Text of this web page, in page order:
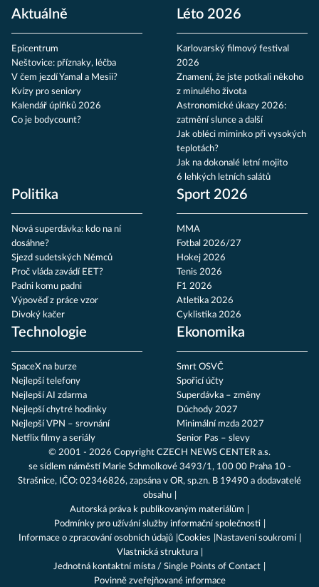
Aktuálně
Epicentrum
Neštovice: příznaky, léčba
V čem jezdí Yamal a Mesii?
Kvízy pro seniory
Kalendář úplňků 2026
Co je bodycount?
Léto 2026
Karlovarský filmový festival
2026
Znamení, že jste potkali někoho
z minulého života
Astronomické úkazy 2026:
zatmění slunce a další
Jak obléci miminko při vysokých
teplotách?
Jak na dokonalé letní mojito
6 lehkých letních salátů
Politika
Nová superdávka: kdo na ní
dosáhne?
Sjezd sudetských Němců
Proč vláda zavádí EET?
Padni komu padni
Výpověď z práce vzor
Divoký kačer
Sport 2026
MMA
Fotbal 2026/27
Hokej 2026
Tenis 2026
F1 2026
Atletika 2026
Cyklistika 2026
Technologie
SpaceX na burze
Nejlepší telefony
Nejlepší AI zdarma
Nejlepší chytré hodinky
Nejlepší VPN – srovnání
Netflix filmy a seriály
Ekonomika
Smrt OSVČ
Spořicí účty
Superdávka – změny
Důchody 2027
Minimální mzda 2027
Senior Pas – slevy
© 2001 - 2026 Copyright CZECH NEWS CENTER a.s.
se sídlem náměstí Marie Schmolkové 3493/1, 100 00 Praha 10 -
Strašnice, IČO: 02346826, zapsána v OR, sp.zn. B 19490 a dodavatelé
obsahu
Autorská práva k publikovaným materiálům
Podmínky pro užívání služby informační společnosti
Informace o zpracování osobních údajů Cookies
Nastavení soukromí
Vlastnická struktura
Jednotná kontaktní místa / Single Points of Contact
Povinně zveřejňované informace